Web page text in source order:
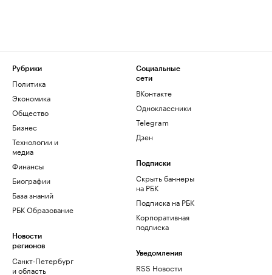
Рубрики
Политика
Экономика
Общество
Бизнес
Технологии и
медиа
Финансы
Биографии
База знаний
РБК Образование
Новости
регионов
Санкт-Петербург
и область
Социальные
сети
ВКонтакте
Одноклассники
Telegram
Дзен
Подписки
Скрыть баннеры
на РБК
Подписка на РБК
Корпоративная
подписка
Уведомления
RSS Новости